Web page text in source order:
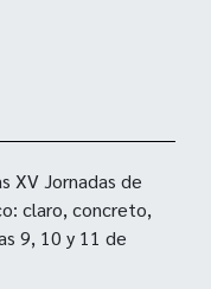
XV Jornadas de
claro, concreto,
9, 10 y 11 de